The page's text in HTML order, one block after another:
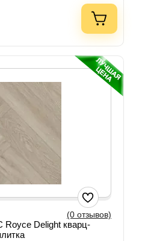
(0 отзывов)
Delight кварц-